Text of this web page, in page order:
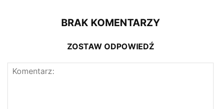
BRAK KOMENTARZY
ZOSTAW ODPOWIEDŹ